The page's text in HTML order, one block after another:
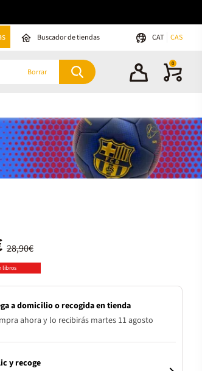
Buscador de tiendas CAT CAS
Borrar
0
28,90€
libros
a domicilio o recogida en tienda
ahora y lo recibirás martes 11 agosto
y recoge